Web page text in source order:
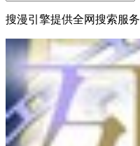
搜漫引擎提供全网搜索服务